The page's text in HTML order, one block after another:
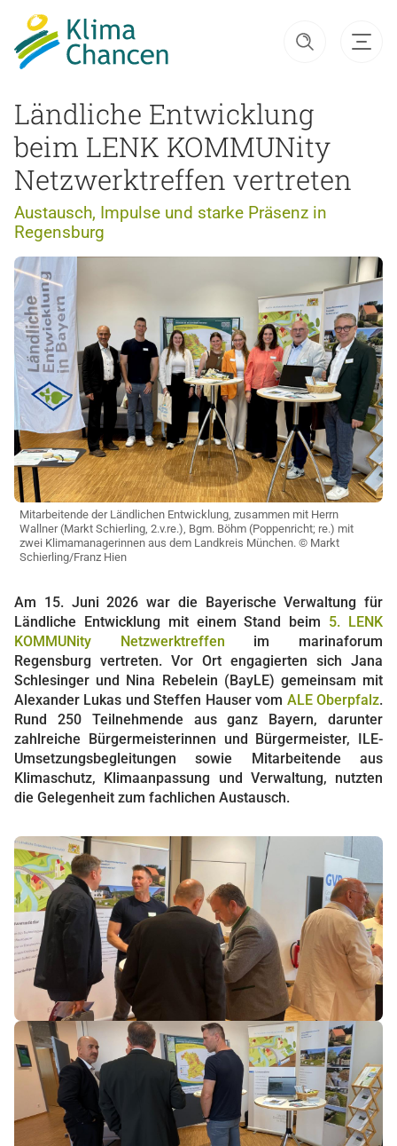
Ländliche Entwicklung
beim LENK KOMMUNity
Netzwerktreffen vertreten
Austausch, Impulse und starke Präsenz in
Regensburg
Mitarbeitende der Ländlichen Entwicklung, zusammen mit Herrn
Wallner (Markt Schierling, 2.v.re.), Bgm. Böhm (Poppenricht; re.) mit
zwei Klimamanagerinnen aus dem Landkreis München. © Markt
Schierling/Franz Hien
Am 15. Juni 2026 war die Bayerische Verwaltung für
Ländliche Entwicklung mit einem Stand beim 5. LENK
KOMMUNity Netzwerktreffen im marinaforum
Regensburg vertreten. Vor Ort engagierten sich Jana
Schlesinger und Nina Rebelein (BayLE) gemeinsam mit
Alexander Lukas und Steffen Hauser vom ALE Oberpfalz.
Rund 250 Teilnehmende aus ganz Bayern, darunter
zahlreiche Bürgermeisterinnen und Bürgermeister, ILE-
Umsetzungsbegleitungen sowie Mitarbeitende aus
Klimaschutz, Klimaanpassung und Verwaltung, nutzten
die Gelegenheit zum fachlichen Austausch.